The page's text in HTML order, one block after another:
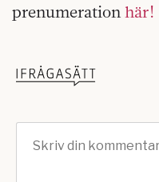
prenumeration här!